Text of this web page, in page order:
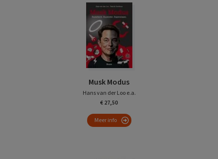
Musk Modus
Hans van der Loo e.a.
€ 27,50
Meer info